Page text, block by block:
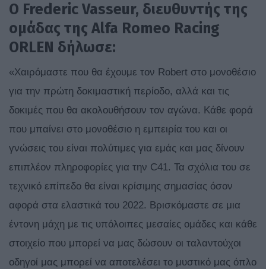
Ο Frederic Vasseur, διευθυντής της
ομάδας της Alfa Romeo Racing
ORLEN δήλωσε:
«Χαιρόμαστε που θα έχουμε τον Robert στο μονοθέσιο
για την πρώτη δοκιμαστική περίοδο, αλλά και τις
δοκιμές που θα ακολουθήσουν τον αγώνα. Κάθε φορά
που μπαίνει στο μονοθέσιο η εμπειρία του και οι
γνώσεις του είναι πολύτιμες για εμάς και μας δίνουν
επιπλέον πληροφορίες για την C41. Τα σχόλια του σε
τεχνικό επίπεδο θα είναι κρίσιμης σημασίας όσον
αφορά στα ελαστικά του 2022. Βρισκόμαστε σε μια
έντονη μάχη με τις υπόλοιπες μεσαίες ομάδες και κάθε
στοιχείο που μπορεί να μας δώσουν οι ταλαντούχοι
οδηγοί μας μπορεί να αποτελέσει το μυστικό μας όπλο